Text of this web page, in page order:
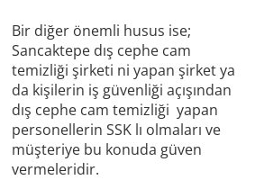
Bir diğer önemli husus ise;
Sancaktepe dış cephe cam
temizliği şirketi ni yapan şirket ya
da kişilerin iş güvenliği açışından
dış cephe cam temizliği yapan
personellerin SSK lı olmaları ve
müşteriye bu konuda güven
vermeleridir.